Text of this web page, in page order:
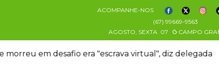
ACOMPANHE-NOS
(67) 99669-9563
AGOSTO, SEXTA 07 CAMPO
morreu em desafio era "escrava virtual", diz delegada